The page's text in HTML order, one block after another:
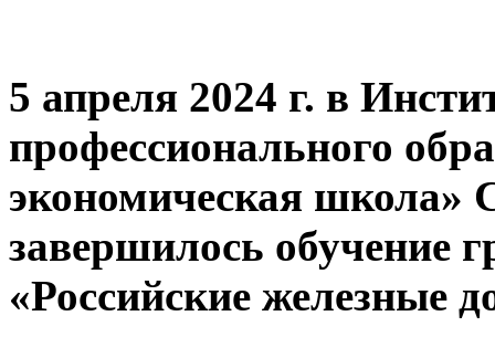
5 апреля 2024 г. в
профессионального
экономическая
завершилось обучение
«Российские железные